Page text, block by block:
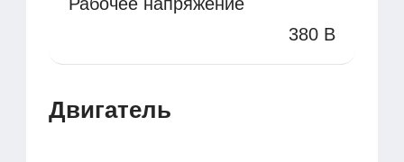
380 В
Двигатель